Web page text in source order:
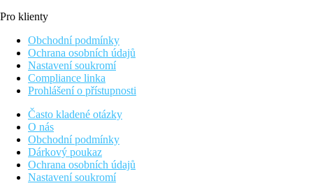
Pro klienty
Obchodní podmínky
Ochrana osobních údajů
Nastavení soukromí
Compliance linka
Prohlášení o přístupnosti
Často kladené otázky
O nás
Obchodní podmínky
Dárkový poukaz
Ochrana osobních údajů
Nastavení soukromí